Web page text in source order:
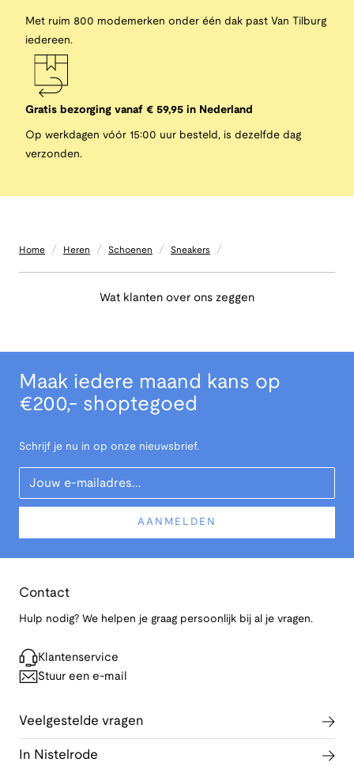
Met ruim 800 modemerken onder één dak past Van Tilburg
iedereen.
Gratis bezorging vanaf € 59,95 in Nederland
Op werkdagen vóór 15:00 uur besteld, is dezelfde dag
verzonden.
Home / Heren / Schoenen / Sneakers /
Wat klanten over ons zeggen
Maak iedere maand kans op
€200,- shoptegoed
Schrijf je nu in op onze nieuwsbrief.
Your Email
AANMELDEN
Contact
Hulp nodig? We helpen je graag persoonlijk bij al je vragen.
Klantenservice
Stuur een e-mail
Veelgestelde vragen
In Nistelrode